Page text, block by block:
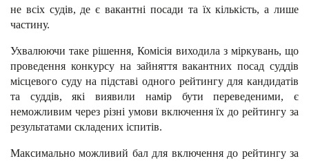
не всіх судів, де є вакантні посади та їх кількість, а лише
частину.
Ухвалюючи таке рішення, Комісія виходила з міркувань, що
проведення конкурсу на зайняття вакантних посад суддів
місцевого суду на підставі одного рейтингу для кандидатів
та суддів, які виявили намір бути переведеними, є
неможливим через різні умови включення їх до рейтингу за
результатами складених іспитів.
Максимально можливий бал для включення до рейтингу за